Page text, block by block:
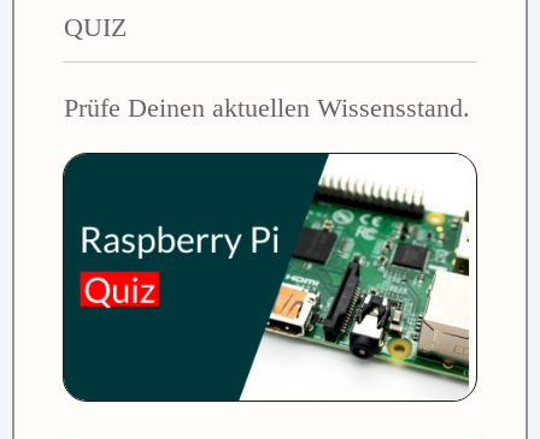
QUIZ
Prüfe Deinen aktuellen Wissensstand.